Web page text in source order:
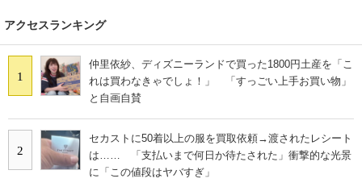
アクセスランキング
1
仲里依紗、ディズニーランドで買った1800円土産を「こ
れは買わなきゃでしょ！」 「すっごい上手お買い物」
と自画自賛
2
セカストに50着以上の服を買取依頼→渡されたレシート
は…… 「支払いまで何日か待たされた」衝撃的な光景
に「この値段はヤバすぎ」